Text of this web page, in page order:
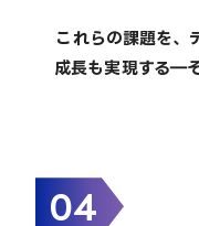
これらの課題を、
成長も実現する―
04